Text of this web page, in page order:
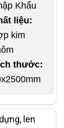
Khẩu
liệu:
kim
thước:
len